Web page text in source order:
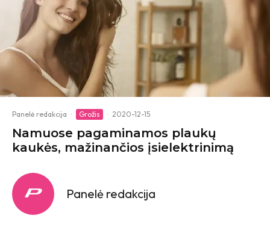
Panelė redakcija · Grožis · 2020-12-15
Namuose pagaminamos plaukų
kaukės, mažinančios įsielektrinimą
Panelė redakcija